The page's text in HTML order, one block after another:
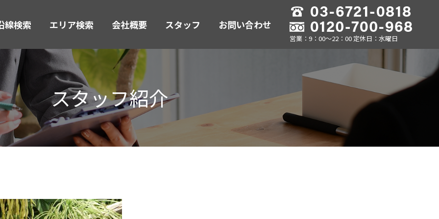
線検索 エリア検索 会社概要 スタッフ お問い合わせ
営業：9：00～22：00 定休日：水曜日
スタッフ紹介